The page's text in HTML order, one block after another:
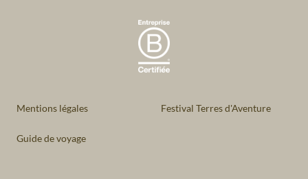
Mentions légales Festival Terres d'Aventure
Guide de voyage